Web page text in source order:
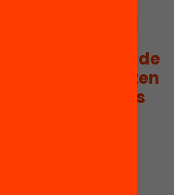
que s’han
Contra la
o el decret de
inclusiu, resten
d’àmbits
que estan
articulats o
una